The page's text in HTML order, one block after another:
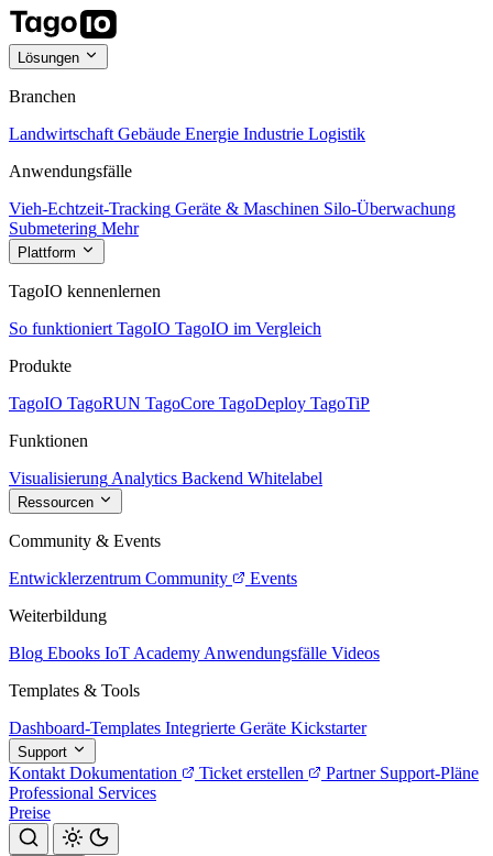
Lösungen
Branchen
Landwirtschaft Gebäude Energie Industrie Logistik
Anwendungsfälle
Vieh-Echtzeit-Tracking Geräte & Maschinen Silo-Überwachung
Submetering Mehr
Plattform
TagoIO kennenlernen
So funktioniert TagoIO TagoIO im Vergleich
Produkte
TagoIO TagoRUN TagoCore TagoDeploy TagoTiP
Funktionen
Visualisierung Analytics Backend Whitelabel
Ressourcen
Community & Events
Entwicklerzentrum Community
Events
Weiterbildung
Blog Ebooks IoT Academy Anwendungsfälle Videos
Templates & Tools
Dashboard-Templates Integrierte Geräte Kickstarter
Support
Kontakt Dokumentation Ticket erstellen Partner Support-Pläne
Professional Services
Preise